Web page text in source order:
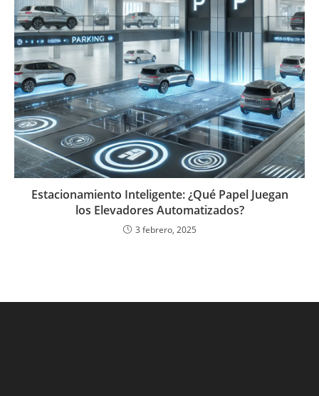
Estacionamiento Inteligente: ¿Qué Papel Juegan
los Elevadores Automatizados?
3 febrero, 2025